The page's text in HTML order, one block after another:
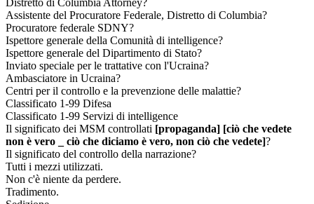
Assistente del Procuratore Federale, Distretto di Columbia?
Procuratore federale SDNY?
Ispettore generale della Comunità di intelligence?
Ispettore generale del Dipartimento di Stato?
Inviato speciale per le trattative con l'Ucraina?
Ambasciatore in Ucraina?
Centri per il controllo e la prevenzione delle malattie?
Classificato 1-99 Difesa
Classificato 1-99 Servizi di intelligence
Il significato dei MSM controllati [propaganda] [ciò che vedete
non è vero _ ciò che diciamo è vero, non ciò che vedete]?
Il significato del controllo della narrazione?
Tutti i mezzi utilizzati.
Non c'è niente da perdere.
Tradimento.